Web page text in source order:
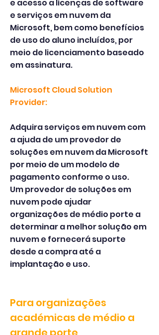
e acesso a licenças de software
e serviços em nuvem da
Microsoft, bem como benefícios
de uso do aluno incluídos, por
meio de licenciamento baseado
em assinatura.
Microsoft Cloud Solution
Provider:
Adquira serviços em nuvem com
a ajuda de um provedor de
soluções em nuvem da Microsoft
por meio de um modelo de
pagamento conforme o uso.
Um provedor de soluções em
nuvem pode ajudar
organizações de médio porte a
determinar a melhor solução em
nuvem e fornecerá suporte
desde a compra até a
implantação e uso.
Para organizações
académicas de médio a